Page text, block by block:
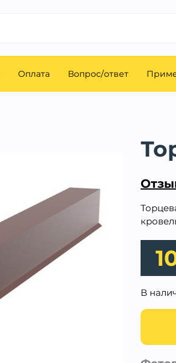
Оплата Вопрос/ответ
В